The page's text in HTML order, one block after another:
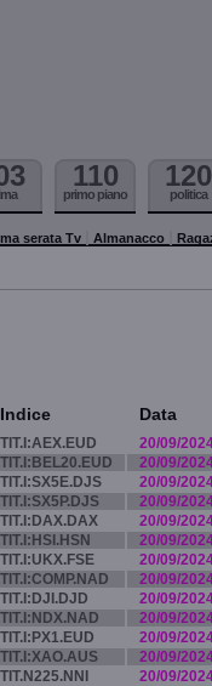
110
primo piano
120
politica
serata Tv Almanacco
Indice Data
TIT.I:AEX.EUD
20/09/
TIT.I:BEL20.EUD
20/09/
TIT.I:SX5E.DJS
20/09/
TIT.I:SX5P.DJS
20/09/
TIT.I:DAX.DAX
20/09/
TIT.I:HSI.HSN
20/09/
TIT.I:UKX.FSE
20/09/
TIT.I:COMP.NAD
20/09/
TIT.I:DJI.DJD
20/09/
TIT.I:NDX.NAD
20/09/
TIT.I:PX1.EUD
20/09/
TIT.I:XAO.AUS
20/09/
TIT.N225.NNI 20/09/